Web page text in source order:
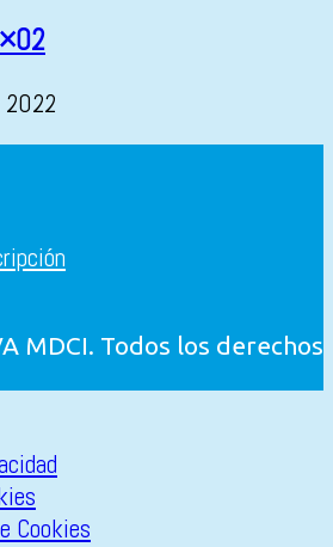
2022
MDCI. Todos los derechos
Cookies